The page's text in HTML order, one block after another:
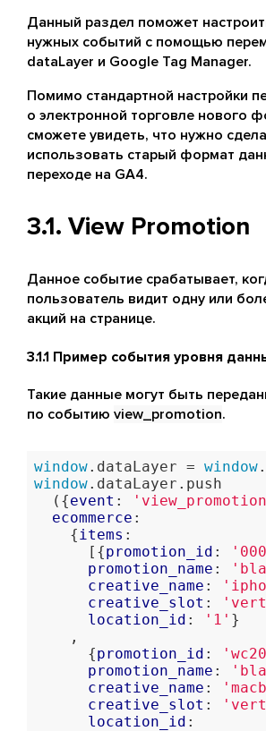
Данный раздел поможет
нужных событий с помощью
dataLayer и Google Tag Manager.
Помимо стандартной настройки
о электронной торговле нового
сможете увидеть, что нужно
использовать старый формат
переходе на GA4.
3.1. View Promotion
Данное событие срабатывает,
пользователь видит одну или
акций на странице.
3.1.1 Пример события уровня
Такие данные могут быть
по событию view_promotion.
window.dataLayer = window
window.dataLayer.push
  ({
event :
ecommerce :
    {
items :
      [{
promotion_id :
promotion_name :
creative_name :
creative_slot :
location_id : '1' }
    ,
      {
promotion_id :
promotion_name :
creative_name :
creative_slot :
location_id :